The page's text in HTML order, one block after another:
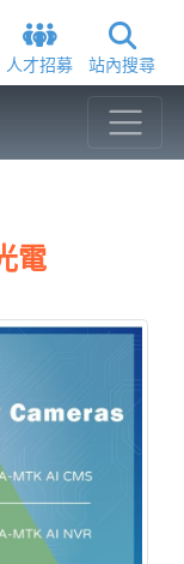
人才招募 站內搜尋
電